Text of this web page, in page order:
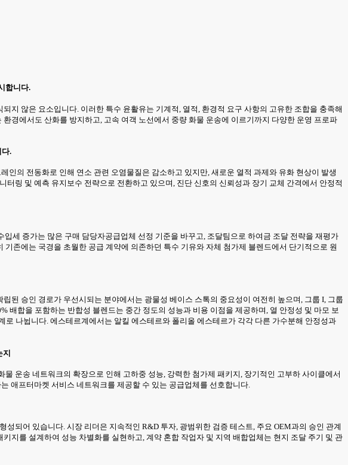
합니다.
지 않은 요소입니다. 이러한 특수 윤활유는 기계적, 열적, 환경적 요구 사항의 고유한 조합을 충족해
경에서도 산화를 방지하고, 고속 여객 노선에서 중량 화물 운송에 이르기까지 다양한 운영 프로파
다.
의 전동화로 인해 연소 관련 오염물질은 감소하고 있지만, 새로운 열적 과제와 유화 현상이 발생
링 및 예측 유지보수 전략으로 전환하고 있으며, 진단 신호의 신뢰성과 장기 교체 간격에서 안정적
세 증가는 많은 구매 담당자공급업체 선정 기준을 바꾸고, 조달팀으로 하여금 조달 전략을 재평가
존에는 국경을 초월한 공급 계약에 의존하던 특수 기유와 자체 첨가제 블렌드에서 단기적으로 원
된 승인 경로가 우선시되는 분야에서는 광물성 베이스 스톡의 중요성이 여전히 높으며, 그룹 I, 그룹
배합을 포함하는 반합성 블렌드는 중간 정도의 성능과 비용 이점을 제공하며, 열 안정성 및 마모 보
나뉩니다. 에스테르계에서는 알킬 에스테르와 폴리올 에스테르가 각각 다른 가수분해 안정성과
지
운송 네트워크의 확장으로 인해 고하중 성능, 강력한 첨가제 패키지, 장기적인 고부하 사이클에서
애프터마켓 서비스 네트워크를 제공할 수 있는 공급업체를 선호합니다.
되어 있습니다. 시장 리더은 지속적인 R&D 투자, 광범위한 검증 테스트, 주요 OEM과의 승인 관계
지를 설계하여 성능 차별화를 실현하고, 계약 혼합 작업자 및 지역 배합업체는 현지 조달 주기 및 관